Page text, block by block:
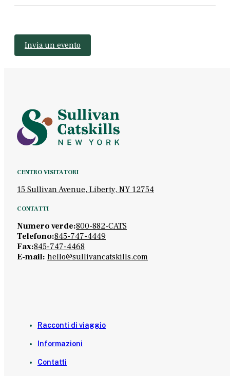
Invia un evento
CENTRO VISITATORI
15 Sullivan Avenue, Liberty, NY 12754
CONTATTI
Numero verde:800-882-CATS
Telefono:845-747-4449
Fax:845-747-4468
E-mail: hello@sullivancatskills.com
Racconti di viaggio
Informazioni
Contatti